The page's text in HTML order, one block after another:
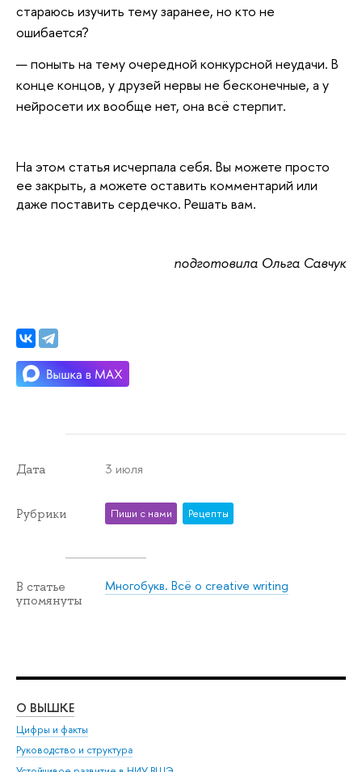
стараюсь изучить тему заранее, но кто не
ошибается?
поныть на тему очередной конкурсной неудачи. В
конце концов, у друзей нервы не бесконечные, а у
нейросети их вообще нет, она всё стерпит.
На этом статья исчерпала себя. Вы можете просто
ее закрыть, а можете оставить комментарий или
даже поставить сердечко. Решать вам.
подготовила Ольга Савчук
Дата 3 июля
Рубрики Пиши с нами Рецепты
В статье
упомянуты
Многобукв. Всё о creative writing
О ВЫШКЕ
Цифры и факты
Руководство и структура